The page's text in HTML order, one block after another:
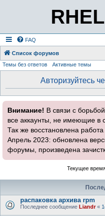
FAQ
Список форумов
Темы без ответов Активные темы
Авторизуйтесь
Внимание! В связи с
все аккаунты, не имеющие в
Так же восстановлена
Апрель 2023: обновлена
форумы, произведена
Текущее
распаковка архива rpm
Последнее сообщение Liandr«